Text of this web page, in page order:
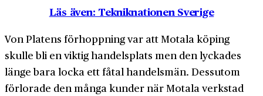
Läs även: Tekniknationen Sverige
Von Platens förhoppning var att Motala köping
skulle bli en viktig handels­plats men den lyckades
länge bara locka ett fåtal handels­män. Dessutom
förlorade den många kunder när Motala verkstad